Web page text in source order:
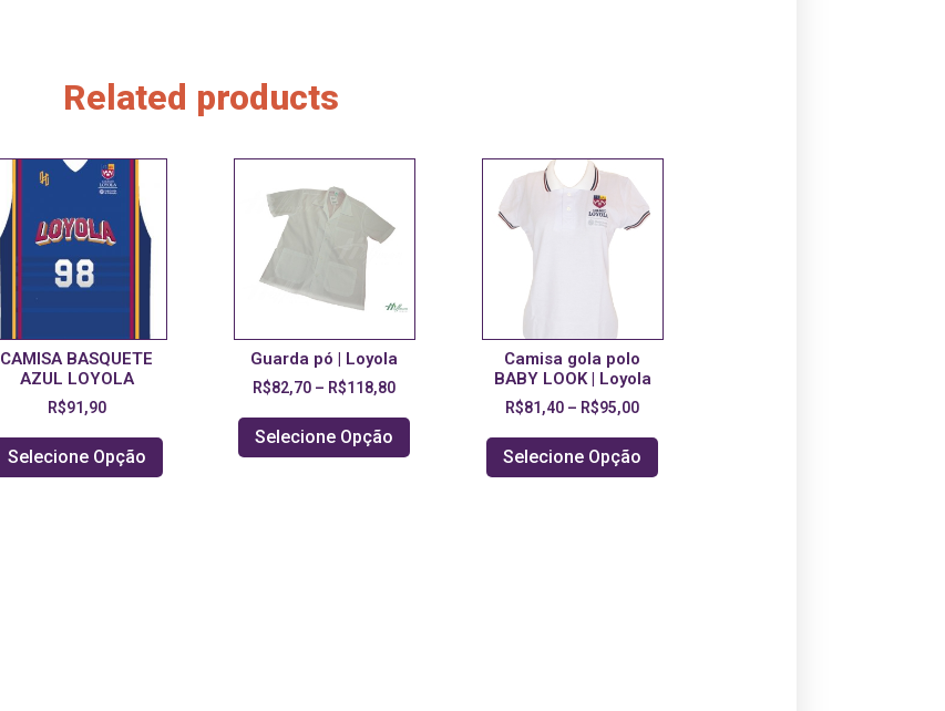
Related products
CAMISA BASQUETE
AZUL LOYOLA
R$91,90
Selecione Opção
Guarda pó | Loyola
R$82,70 – R$118,80
Selecione Opção
Camisa gola polo
BABY LOOK | Loyola
R$81,40 – R$95,00
Selecione Opção